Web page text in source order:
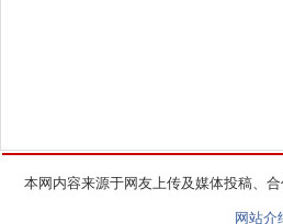
本网内容来源于网友上传及媒体投稿、
网站介